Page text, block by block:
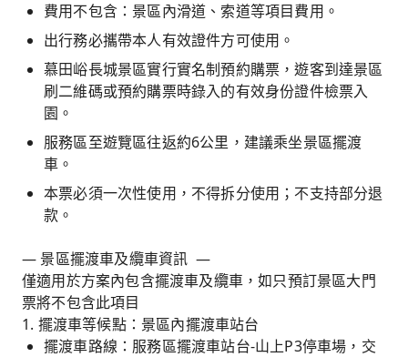
費用不包含：景區內滑道、索道等項目費用。
出行務必攜帶本人有效證件方可使用。
慕田峪長城景區實行實名制預約購票，遊客到達景區
刷二維碼或預約購票時錄入的有效身份證件檢票入
園。
服務區至遊覽區往返約6公里，建議乘坐景區擺渡
車。
本票必須一次性使用，不得拆分使用；不支持部分退
款。
— 景區擺渡車及纜車資訊 —
僅適用於方案內包含擺渡車及纜車，如只預訂景區大門
票將不包含此項目
1. 擺渡車等候點：景區內擺渡車站台
擺渡車路線：服務區擺渡車站台-山上P3停車場，交